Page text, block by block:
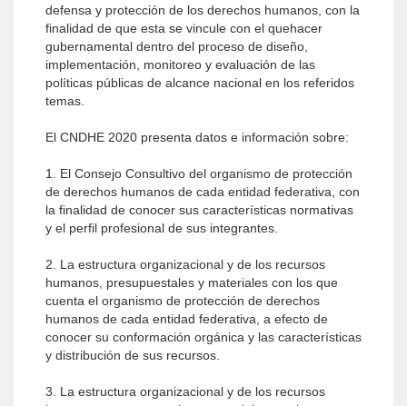
defensa y protección de los derechos humanos, con la
finalidad de que esta se vincule con el quehacer
gubernamental dentro del proceso de diseño,
implementación, monitoreo y evaluación de las
políticas públicas de alcance nacional en los referidos
temas.
El CNDHE 2020 presenta datos e información sobre:
1. El Consejo Consultivo del organismo de protección
de derechos humanos de cada entidad federativa, con
la finalidad de conocer sus características normativas
y el perfil profesional de sus integrantes.
2. La estructura organizacional y de los recursos
humanos, presupuestales y materiales con los que
cuenta el organismo de protección de derechos
humanos de cada entidad federativa, a efecto de
conocer su conformación orgánica y las características
y distribución de sus recursos.
3. La estructura organizacional y de los recursos